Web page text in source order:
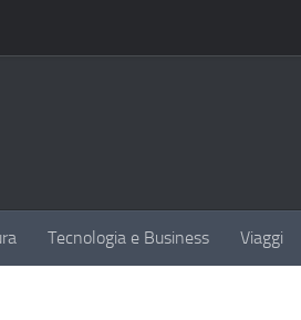
Tecnologia e Business Viaggi